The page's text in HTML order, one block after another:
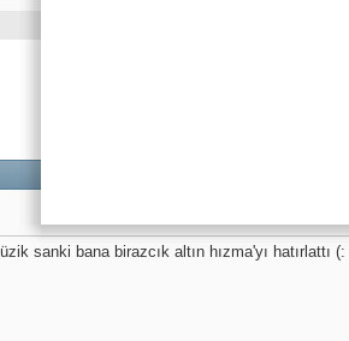
sanki bana birazcık altın hızma'yı hatırlattı